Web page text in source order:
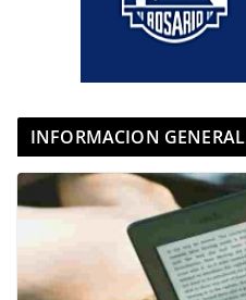
INFORMACION GENERAL